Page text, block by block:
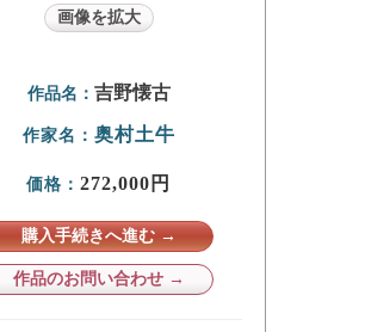
画像を拡大
作品名： 吉野懐古
作家名： 奥村土牛
価格： 272,000円
購入手続きへ進む →
作品のお問い合わせ →